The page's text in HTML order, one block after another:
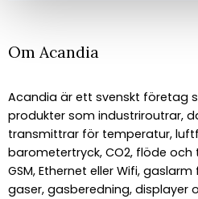
Om Acandia
Acandia är ett svenskt företag
produkter som industriroutrar,
transmittrar för temperatur,
barometertryck, CO2, flöde och
GSM, Ethernet eller Wifi,
gaser, gasberedning, displayer